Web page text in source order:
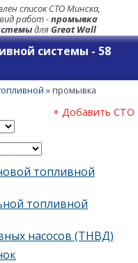
список СТО Минска,
работ -промывка
дляGreat Wall
системы - 58
»промывка
+ Добавить СТО
топливной
топливной
насосов (ТНВД)